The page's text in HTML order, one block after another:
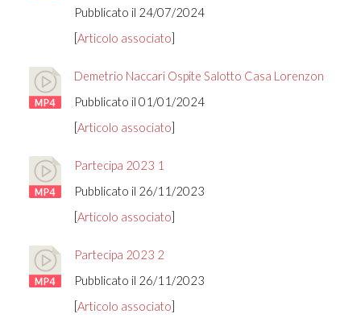
Pubblicato il 24/07/2024
[Articolo associato]
Demetrio Naccari Ospite Salotto Casa Lorenzon
Pubblicato il 01/01/2024
[Articolo associato]
Partecipa 2023 1
Pubblicato il 26/11/2023
[Articolo associato]
Partecipa 2023 2
Pubblicato il 26/11/2023
[Articolo associato]